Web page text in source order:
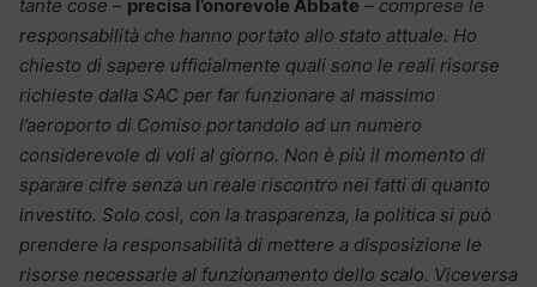
tante cose – precisa l’onorevole Abbate – comprese le
responsabilità che hanno portato allo stato attuale. Ho
chiesto di sapere ufficialmente quali sono le reali risorse
richieste dalla SAC per far funzionare al massimo
l’aeroporto di Comiso portandolo ad un numero
considerevole di voli al giorno. Non è più il momento di
sparare cifre senza un reale riscontro nei fatti di quanto
investito. Solo così, con la trasparenza, la politica si può
prendere la responsabilità di mettere a disposizione le
risorse necessarie al funzionamento dello scalo. Viceversa